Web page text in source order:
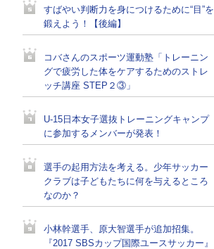
すばやい判断力を身につけるために“目”を
鍛えよう！【後編】
コバさんのスポーツ運動塾「トレーニン
グで疲労した体をケアするためのストレ
ッチ講座 STEP２③」
U-15日本女子選抜トレーニングキャンプ
に参加するメンバーが発表！
選手の起用方法を考える。少年サッカー
クラブは子どもたちに何を与えるところ
なのか？
小林幹選手、原大智選手が追加招集。
『2017 SBSカップ国際ユースサッカー』